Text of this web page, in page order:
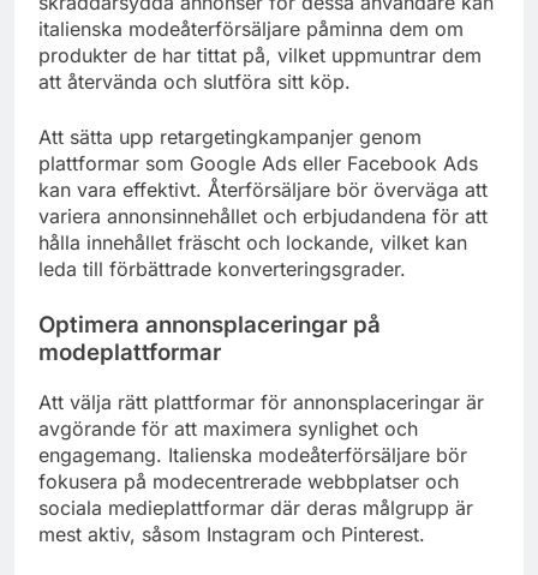
italienska modeåterförsäljare påminna dem om
produkter de har tittat på, vilket uppmuntrar dem
att återvända och slutföra sitt köp.
Att sätta upp retargetingkampanjer genom
plattformar som Google Ads eller Facebook Ads
kan vara effektivt. Återförsäljare bör överväga att
variera annonsinnehållet och erbjudandena för att
hålla innehållet fräscht och lockande, vilket kan
leda till förbättrade konverteringsgrader.
Optimera annonsplaceringar på
modeplattformar
Att välja rätt plattformar för annonsplaceringar är
avgörande för att maximera synlighet och
engagemang. Italienska modeåterförsäljare bör
fokusera på modecentrerade webbplatser och
sociala medieplattformar där deras målgrupp är
mest aktiv, såsom Instagram och Pinterest.